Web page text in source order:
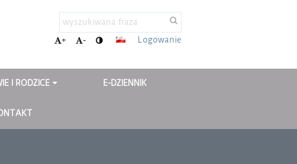
+ - Logowanie
I RODZICE E-DZIENNIK